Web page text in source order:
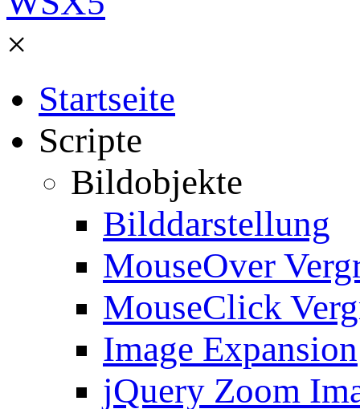
×
Startseite
Scripte
Bildobjekte
Bilddarstellung
MouseOver
MouseClick
Image Expansion
jQuery Zoom